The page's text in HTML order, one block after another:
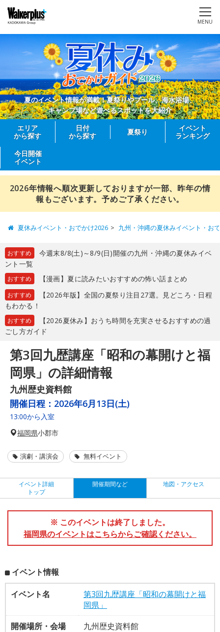
MENU
夏のイベント情報が満載！夏祭りやプール、海水浴場、
キャンプ場など遊べるスポットを大紹介
エリア
から探す
日付
から探す
夏祭り
イベント
ランキング
今日開催
イベント
2026年情報へ順次更新しておりますが一部、昨年の情
報もございます。予めご了承ください。
夏休みイベント・おでかけ2026 九州・沖縄の夏休みイベント・お
おすすめ
今週末8/8(土)～8/9(日)開催の九州・沖縄の夏休みイベ
ント一覧
おすすめ 【漫画】夏に読みたいおすすめの怖い話まとめ
おすすめ
【2026年版】全国の夏祭り注目27選。見どころ・日程
もわかる！
おすすめ
【2026夏休み】おうち時間を充実させるおすすめの過
ごし方ガイド
第3回九歴講座「昭和の幕開けと福
岡県」の詳細情報
九州歴史資料館
開催日程： 2026年6月13日(土)
13:00から入室
福岡県小郡市
演劇・講演会 無料イベント
イベント詳細
トップ
開催期間など 地図・アクセス
※ このイベントは終了しました。
福岡県のイベントはこちらからご確認ください。
イベント情報
イベント名
第3回九歴講座「昭和の幕開けと福
岡県」
開催場所・会場
九州歴史資料館